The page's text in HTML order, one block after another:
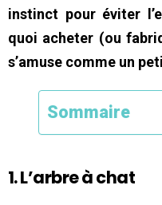
instinct pour éviter
quoi acheter (ou
s’amuse comme un
Sommaire
1. L’arbre à chat